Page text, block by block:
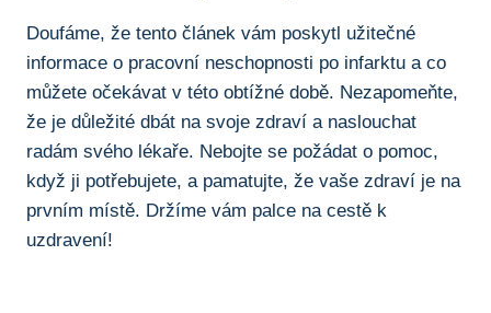
Doufáme, že tento článek vám poskytl užitečné
informace o pracovní neschopnosti po infarktu a co
můžete očekávat v této obtížné době. Nezapomeňte,
že je důležité dbát na svoje zdraví a naslouchat
radám svého lékaře. Nebojte se požádat o pomoc,
když ji potřebujete, a pamatujte, že vaše zdraví je na
prvním místě. Držíme vám palce na cestě k
uzdravení!